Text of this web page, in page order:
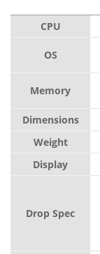
CPU
OS
Memory
Dimensions
Weight
Display
Drop Spec